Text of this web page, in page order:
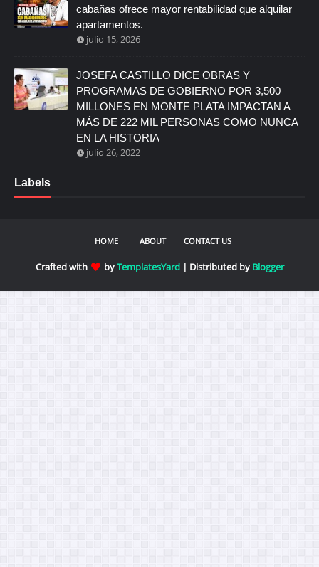
cabañas ofrece mayor rentabilidad que alquilar
apartamentos.
julio 15, 2026
JOSEFA CASTILLO DICE OBRAS Y
PROGRAMAS DE GOBIERNO POR 3,500
MILLONES EN MONTE PLATA IMPACTAN A
MÁS DE 222 MIL PERSONAS COMO NUNCA
EN LA HISTORIA
julio 26, 2022
Labels
HOME ABOUT CONTACT US
Crafted with byTemplatesYard| Distributed by Blogger